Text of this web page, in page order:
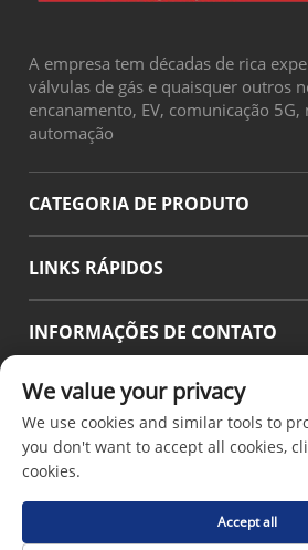
A empresa tem décadas de rica
válvulas de gás e quaisquer outros
encanamento, EV, comunicação 5G,
automação
CATEGORIA DE PRODUTO
LINKS RÁPIDOS
INFORMAÇÕES DE CONTATO
Office add : No.38 Huagang Road
Modern Industrial Port,Pixian
E-mail: [email protected]
Tel.:+86-18190826106
We value your privacy
We use cookies and similar tools to
you don't want to accept all cookies,
cookies.
Accept all